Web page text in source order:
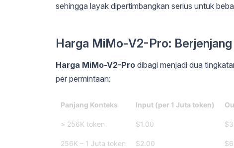
sehingga layak dipertimbangkan serius untuk
Harga MiMo-V2-Pro:
Harga MiMo-V2-Pro dibagi menjadi dua
per permintaan:
Panjang Konteks Input (per 1 Juta token)
≤ 256K token $1.00
256K – 1 Juta token $2.00